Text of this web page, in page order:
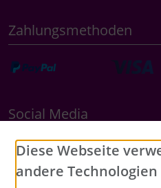
Zahlungsmethoden
Social Media
Diese Webseite
andere Technologien